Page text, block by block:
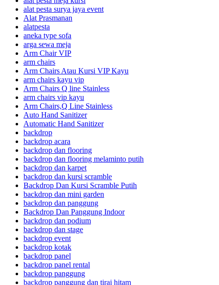
alat pesta surya jaya event
Alat Prasmanan
alatpesta
aneka type sofa
arga sewa meja
Arm Chair VIP
arm chairs
Arm Chairs Atau Kursi VIP Kayu
arm chairs kayu vip
Arm Chairs Q line Stainless
arm chairs vip kayu
Arm Chairs,Q Line Stainless
Auto Hand Sanitizer
Automatic Hand Sanitizer
backdrop
backdrop acara
backdrop dan flooring
backdrop dan flooring melaminto putih
backdrop dan karpet
backdrop dan kursi scramble
Backdrop Dan Kursi Scramble Putih
backdrop dan mini garden
backdrop dan panggung
Backdrop Dan Panggung Indoor
backdrop dan podium
backdrop dan stage
backdrop event
backdrop kotak
backdrop panel
backdrop panel rental
backdrop panggung
backdrop panggung dan tirai hitam